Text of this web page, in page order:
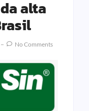
alta
No Comments